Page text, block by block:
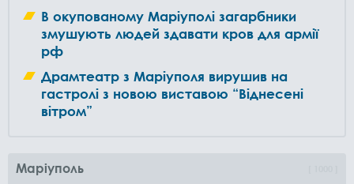
В окупованому Маріуполі загарбники
змушують людей здавати кров для армії
рф
Драмтеатр з Маріуполя вирушив на
гастролі з новою виставою “Віднесені
вітром”
Маріуполь